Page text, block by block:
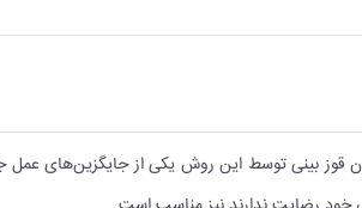
قوز بینی توسط این روش یکی از جایگزین‌های